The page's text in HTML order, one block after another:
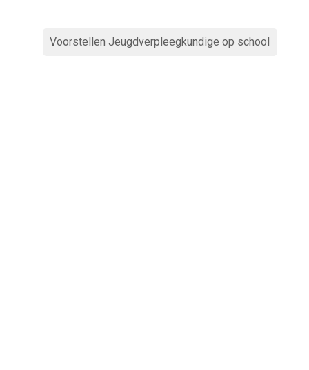
Voorstellen Jeugdverpleegkundige op school